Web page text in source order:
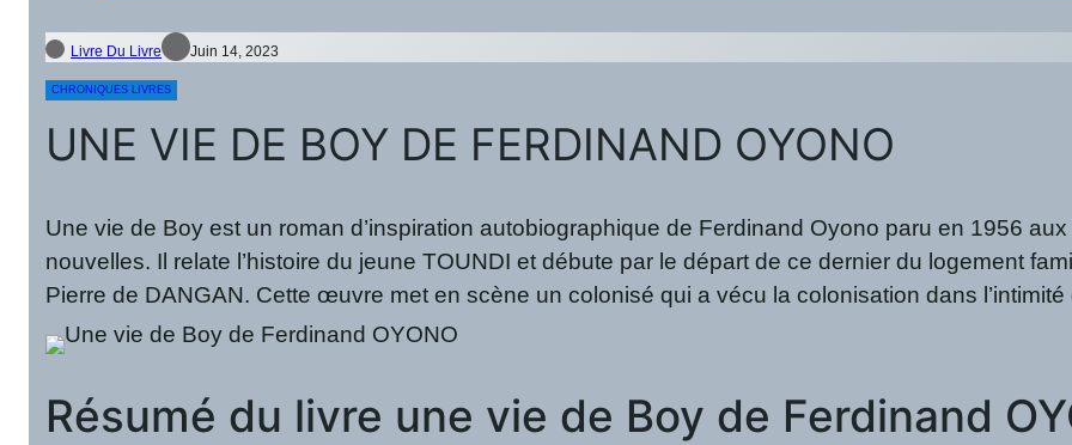
Livre Du Livre Juin 14, 2023
CHRONIQUES LIVRES
UNE VIE DE BOY DE FERDINAND OYONO
Une vie de Boy est un roman d’inspiration autobiographique de Ferdinand Oyono paru en 1956
nouvelles. Il relate l’histoire du jeune TOUNDI et débute par le départ de ce dernier du logement
Pierre de DANGAN. Cette œuvre met en scène un colonisé qui a vécu la colonisation dans l’intimité
Résumé du livre une vie de Boy de Ferdinand